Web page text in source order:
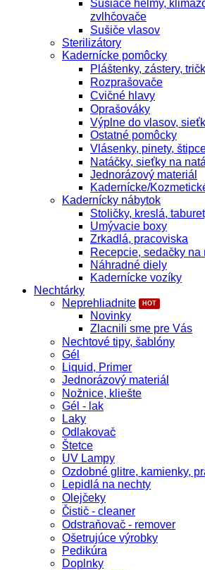
Sušiace helmy,
zvlhčovače
Sušiče vlasov
Sterilizátory
Kadernícke pomôcky
Pláštenky, zástery,
Rozprašovače
Cvičné hlavy
Oprašováky
Výplne do vlasov,
Ostatné pomôcky
Vlásenky, pinety,
Natáčky, sieťky na
Jednorázový materiál
Kadernícke/
Kadernícky nábytok
Stoličky, kreslá,
Umývacie boxy
Zrkadlá, pracoviska
Recepcie, sedačky na
Náhradné diely
Kadernícke vozíky
Nechtárky
Neprehliadnite
Novinky
Zlacnili sme pre Vás
Nechtové tipy, šablóny
Gél
Liquid, Primer
Jednorázový materiál
Nožnice, kliešte
Gél - lak
Laky
Odlakovač
Štetce
UV Lampy
Ozdobné glitre, kamienky,
Lepidlá na nechty
Olejčeky
Čistič - cleaner
Odstraňovač - remover
Ošetrujúce výrobky
Pedikúra
Doplnky